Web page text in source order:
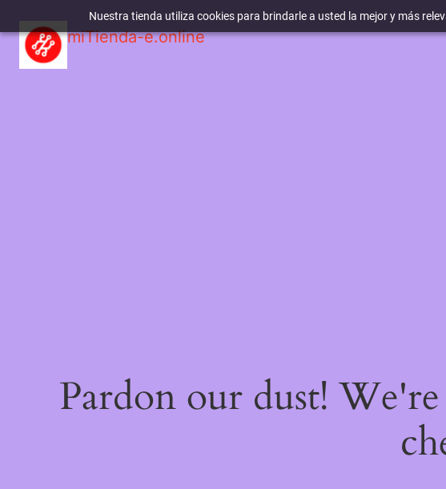
Nuestra tienda utiliza cookies para brindarle a usted la mejor y más
miTienda-e.online
Pardon our dust!